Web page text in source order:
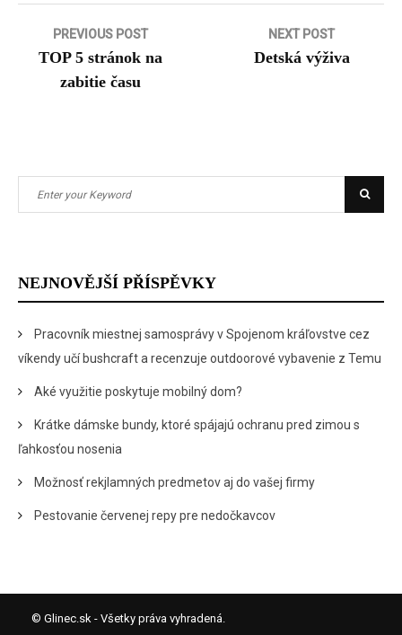
Navigace
PREVIOUS POST
TOP 5 stránok na
zabitie času
NEXT POST
Detská výživa
for:
NEJNOVĚJŠÍ PŘÍSPĚVKY
Pracovník miestnej samosprávy v Spojenom kráľovstve cez
víkendy učí bushcraft a recenzuje outdoorové vybavenie z Temu
Aké využitie poskytuje mobilný dom?
Krátke dámske bundy, ktoré spájajú ochranu pred zimou s
ľahkosťou nosenia
Možnosť rekjlamných predmetov aj do vašej firmy
Pestovanie červenej repy pre nedočkavcov
© Glinec.sk - Všetky práva vyhradená.